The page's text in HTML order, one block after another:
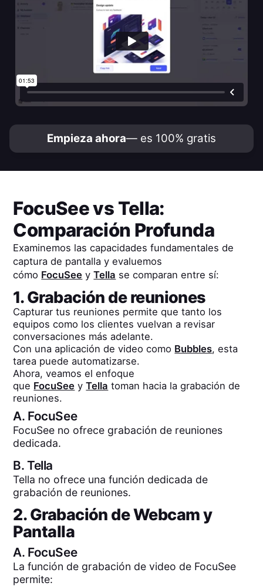
Empieza ahora— es 100% gratis
FocuSeevs Tella:
Comparación Profunda
Examinemos las capacidades fundamentales de
captura de pantalla y evaluemos
cómo FocuSee yTella se comparan entre sí:
1. Grabación de reuniones
Capturar tus reuniones permite que tanto los
equipos como los clientes vuelvan a revisar
conversaciones más adelante.
Con una aplicación de video como Bubbles, esta
tarea puede automatizarse.
Ahora, veamos el enfoque
que FocuSee yTella toman hacia la grabación de
reuniones.
A. FocuSee
FocuSee no ofrece grabación de reuniones
dedicada.
B.Tella
Tella no ofrece una función dedicada de
grabación de reuniones.
2. Grabación de Webcam y
Pantalla
A. FocuSee
La función de grabación de video de FocuSee
permite: